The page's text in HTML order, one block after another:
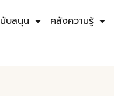
บสนุน คลังความรู้